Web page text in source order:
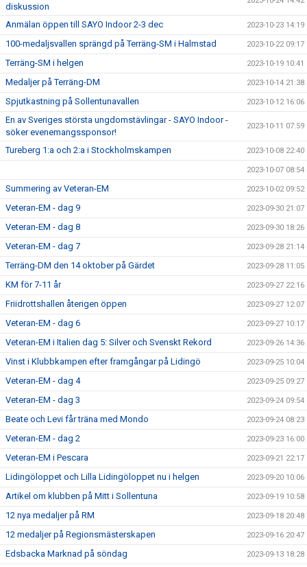
diskussion
Anmälan öppen till SAYO Indoor 2-3 dec 2023-10-23 14:19
100-medaljsvallen sprängd på Terräng-SM i Halmstad 2023-10-22 09:17
Terräng-SM i helgen 2023-10-19 10:41
Medaljer på Terräng-DM 2023-10-14 21:38
Spjutkastning på Sollentunavallen 2023-10-12 16:06
En av Sveriges största ungdomstävlingar - SAYO Indoor -
söker evenemangssponsor!
2023-10-11 07:59
Tureberg 1:a och 2:a i Stockholmskampen 2023-10-08 22:40
2023-10-07 08:54
Summering av Veteran-EM 2023-10-02 09:52
Veteran-EM - dag 9 2023-09-30 21:07
Veteran-EM - dag 8 2023-09-30 18:26
Veteran-EM - dag 7 2023-09-28 21:14
Terräng-DM den 14 oktober på Gärdet 2023-09-28 11:05
KM för 7-11 år 2023-09-27 22:16
Friidrottshallen återigen öppen 2023-09-27 12:07
Veteran-EM - dag 6 2023-09-27 10:17
Veteran-EM i Italien dag 5: Silver och Svenskt Rekord 2023-09-26 14:36
Vinst i Klubbkampen efter framgångar på Lidingö 2023-09-25 10:04
Veteran-EM - dag 4 2023-09-25 09:27
Veteran-EM - dag 3 2023-09-24 09:54
Beate och Levi får träna med Mondo 2023-09-24 08:23
Veteran-EM - dag 2 2023-09-23 16:00
Veteran-EM i Pescara 2023-09-21 22:17
Lidingöloppet och Lilla Lidingöloppet nu i helgen 2023-09-20 10:06
Artikel om klubben på Mitt i Sollentuna 2023-09-19 10:58
12 nya medaljer på RM 2023-09-18 20:48
12 medaljer på Regionsmästerskapen 2023-09-16 20:47
Edsbacka Marknad på söndag 2023-09-13 18:28